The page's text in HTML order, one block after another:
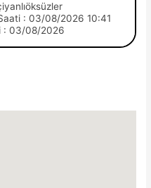
: 03/08/2026 10:41
: 03/08/2026